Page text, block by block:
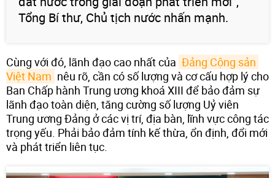
Tổng Bí thư, Chủ tịch nước nhấn mạnh.
Cùng với đó, lãnh đạo cao nhất của Đảng Cộng sản
Việt Nam nêu rõ, cần có số lượng và cơ cấu hợp lý cho
Ban Chấp hành Trung ương khoá XIII để bảo đảm sự
lãnh đạo toàn diện, tăng cường số lượng Uỷ viên
Trung ương Đảng ở các vị trí, địa bàn, lĩnh vực công tác
trọng yếu. Phải bảo đảm tính kế thừa, ổn định, đổi mới
và phát triển liên tục.